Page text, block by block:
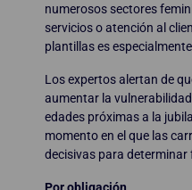
numerosos sectores
servicios o atención al
plantillas es
Los expertos alertan de
aumentar la
edades próximas a la
momento en el que las
decisivas para determinar